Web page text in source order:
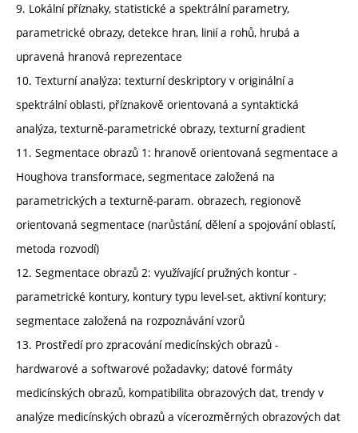
9. Lokální příznaky, statistické a spektrální parametry,
parametrické obrazy, detekce hran, linií a rohů, hrubá a
upravená hranová reprezentace
10. Texturní analýza: texturní deskriptory v originální a
spektrální oblasti, příznakově orientovaná a syntaktická
analýza, texturně-parametrické obrazy, texturní gradient
11. Segmentace obrazů 1: hranově orientovaná segmentace a
Houghova transformace, segmentace založená na
parametrických a texturně-param. obrazech, regionově
orientovaná segmentace (narůstání, dělení a spojování oblastí,
metoda rozvodí)
12. Segmentace obrazů 2: využívající pružných kontur -
parametrické kontury, kontury typu level-set, aktivní kontury;
segmentace založená na rozpoznávání vzorů
13. Prostředí pro zpracování medicínských obrazů -
hardwarové a softwarové požadavky; datové formáty
medicínských obrazů, kompatibilita obrazových dat, trendy v
analýze medicínských obrazů a vícerozměrných obrazových dat